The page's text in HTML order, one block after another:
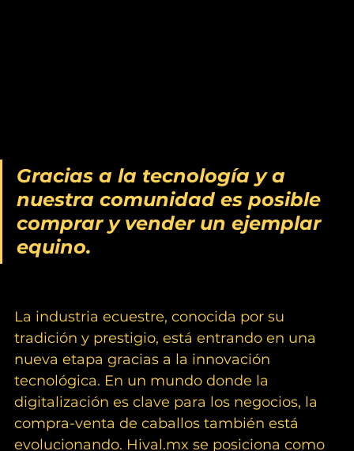
Gracias a la tecnología y a
nuestra comunidad es posible
comprar y vender un ejemplar
equino.
La industria ecuestre, conocida por su
tradición y prestigio, está entrando en una
nueva etapa gracias a la innovación
tecnológica. En un mundo donde la
digitalización es clave para los negocios, la
compra-venta de caballos también está
evolucionando. Hival.mx se posiciona como